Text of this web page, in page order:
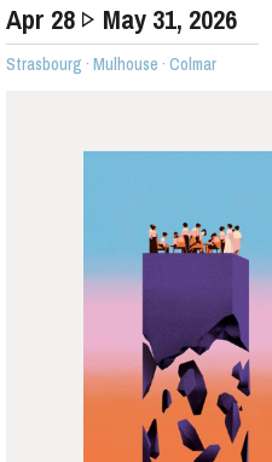
Apr 28 May 31, 2026
Strasbourg · Mulhouse · Colmar